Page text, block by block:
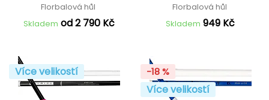
Florbalová hůl
Skladem od 2 790 Kč
Florbalová hůl
Skladem 949 Kč
Více velikostí -18 %
Více velikostí